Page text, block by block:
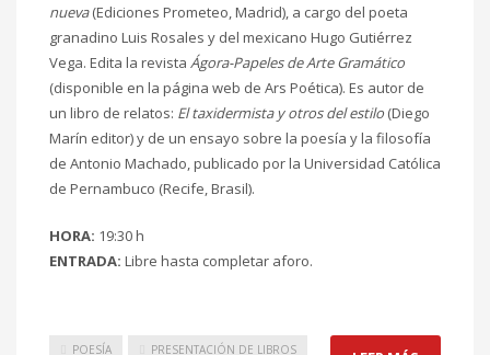
nueva(Ediciones Prometeo, Madrid), a cargo del poeta
granadino Luis Rosales y del mexicano Hugo Gutiérrez
Vega. Edita la revista Ágora-Papeles de Arte Gramático
(disponible en la página web de Ars Poética). Es autor de
un libro de relatos: El taxidermista y otros del estilo (Diego
Marín editor) y de un ensayo sobre la poesía y la filosofía
de Antonio Machado, publicado por la Universidad Católica
de Pernambuco (Recife, Brasil).
HORA: 19:30 h
ENTRADA: Libre hasta completar aforo.
POESÍA PRESENTACIÓN DE LIBROS